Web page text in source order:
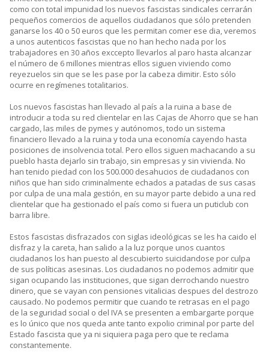
como con total impunidad los nuevos fascistas sindicales cerrarán
pequeños comercios de aquellos ciudadanos que sólo pretenden
ganarse los 40 o 50 euros que les permitan comer ese dia, veremos
a unos autenticos fascistas que no han hecho nada por los
trabajadores en 30 años exccepto llevarlos al paro hasta alcanzar
el número de 6 millones mientras ellos siguen viviendo como
reyezuelos sin que se les pase por la cabeza dimitir. Esto sólo
ocurre en regímenes totalitarios.
Los nuevos fascistas han llevado al país a la ruina a base de
introducir a toda su red clientelar en las Cajas de Ahorro que se han
cargado, las miles de pymes y autónomos, todo un sistema
financiero llevado a la ruina y toda una economía cayendo hasta
posiciones de insolvencia total. Pero ellos siguen machacando a su
pueblo hasta dejarlo sin trabajo, sin empresas y sin vivienda. No
han tenido piedad con los 500.000 desahucios de ciudadanos con
niños que han sido criminalmente echados a patadas de sus casas
por culpa de una mala gestión, en su mayor parte debido a una red
clientelar que ha gestionado el país como si fuera un puticlub con
barra libre.
Estos fascistas disfrazados con siglas ideológicas se les ha caido el
disfraz y la careta, han salido a la luz porque unos cuantos
ciudadanos los han puesto al descubierto suicidandose por culpa
de sus políticas asesinas. Los ciudadanos no podemos admitir que
sigan ocupando las instituciones, que sigan derrochando nuestro
dinero, que se vayan con pensiones vitalicias despues del destrozo
causado. No podemos permitir que cuando te retrasas en el pago
de la seguridad social o del IVA se presenten a embargarte porque
es lo único que nos queda ante tanto expolio criminal por parte del
Estado fascista que ya ni siquiera paga pero que te reclama
constantemente.